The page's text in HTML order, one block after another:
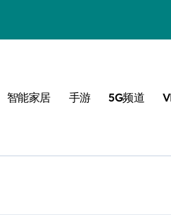
智能家居 手游 5G频道